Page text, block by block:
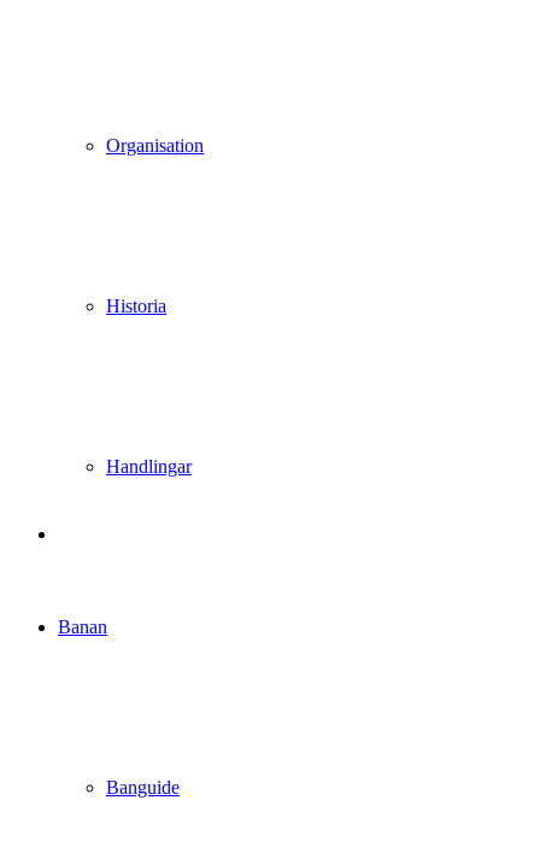
Organisation
Historia
Handlingar
Banan
Banguide